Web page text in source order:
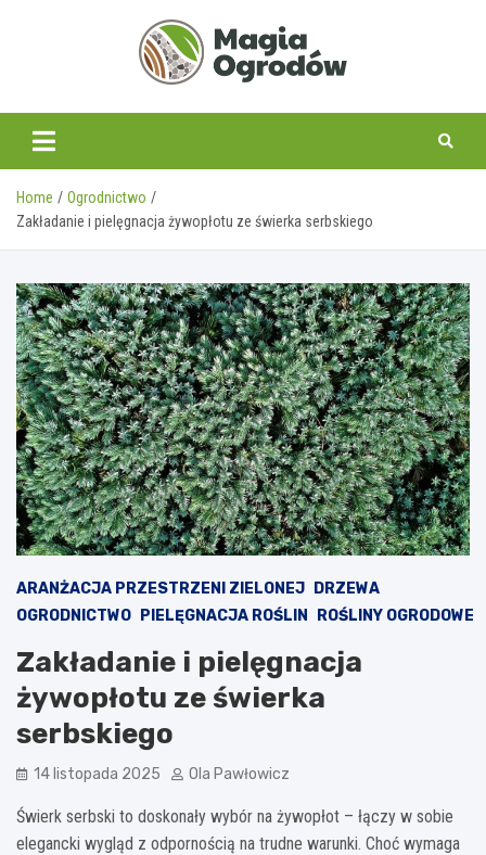
magiaogrodow.pl
Home
Ogrodnictwo
Zakładanie i pielęgnacja żywopłotu ze świerka serbskiego
ARANŻACJA PRZESTRZENI ZIELONEJ
DRZEWA
OGRODNICTWO
PIELĘGNACJA ROŚLIN ROŚLINY OGRODOWE
Zakładanie i pielęgnacja
żywopłotu ze świerka
serbskiego
14 listopada 2025 Ola Pawłowicz
Świerk serbski to doskonały wybór na żywopłot – łączy w sobie
elegancki wygląd z odpornością na trudne warunki. Choć wymaga